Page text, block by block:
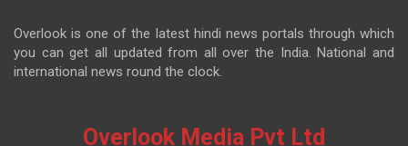
Overlook is one of the latest hindi news portals through which
you can get all updated from all over the India. National and
international news round the clock.
Overlook Media Pvt Ltd